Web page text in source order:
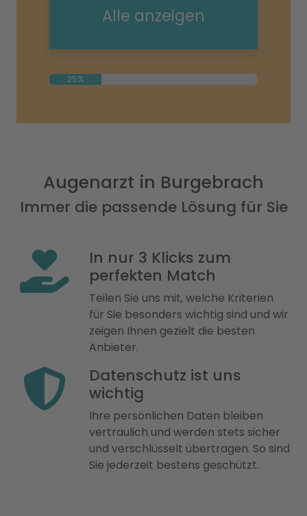
Alle anzeigen
25%
Augenarzt in Burgebrach
Immer die passende Lösung für Sie
In nur 3 Klicks zum
perfekten Match
Teilen Sie uns mit, welche Kriterien
für Sie besonders wichtig sind und wir
zeigen Ihnen gezielt die besten
Anbieter.
Datenschutz ist uns
wichtig
Ihre persönlichen Daten bleiben
vertraulich und werden stets sicher
und verschlüsselt übertragen. So sind
Sie jederzeit bestens geschützt.